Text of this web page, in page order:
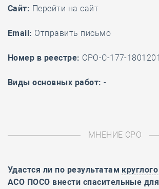
Cайт: Перейти на сайт
Email: Отправить письмо
Номер в реестре: СРО-С-177-
Виды основных работ: -
МНЕНИЕ СРО
Удастся ли по результатам
АСО ПОСО внести спасительные